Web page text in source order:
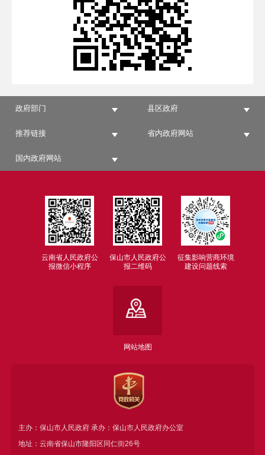
政府部门 县区政府
推荐链接 省内政府网站
国内政府网站
云南省人民政府公
报微信小程序
保山市人民政府公
报二维码
征集影响营商环境
建设问题线索
网站地图
主办：保山市人民政府 承办：保山市人民政府办公室
地址：云南省保山市隆阳区同仁街26号